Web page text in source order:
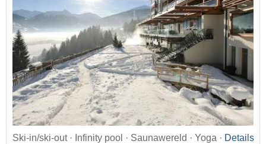
Ski-in/ski-out · Infinity pool · Saunawereld · Yoga · Details